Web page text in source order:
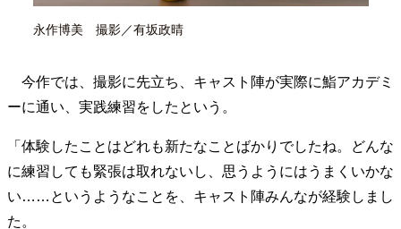
永作博美 撮影／有坂政晴
今作では、撮影に先立ち、キャスト陣が実際に鮨アカデミ
ーに通い、実践練習をしたという。
「体験したことはどれも新たなことばかりでしたね。どんな
に練習しても緊張は取れないし、思うようにはうまくいかな
い……というようなことを、キャスト陣みんなが経験しまし
た。